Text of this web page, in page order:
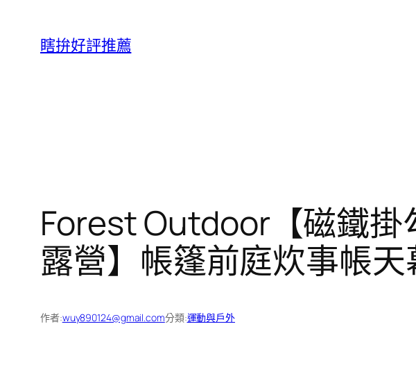
瞎拚好評推薦
Forest Outdoor【磁鐵
露營】帳篷前庭炊事帳
作者:wuy890124@gmail.com分類:運動與戶外